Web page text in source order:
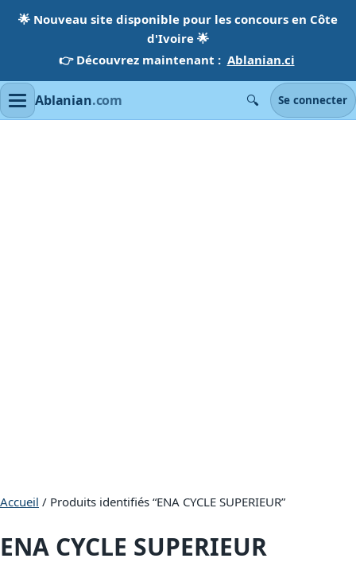
🌟 Nouveau site disponible pour les concours en Côte
d'Ivoire 🌟
👉 Découvrez maintenant : Ablanian.ci
Ablanian.com 🔍 Se connecter
Accueil / Produits identifiés “ENA CYCLE SUPERIEUR”
ENA CYCLE SUPERIEUR